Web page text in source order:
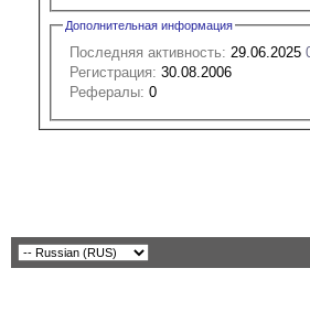
Дополнительная информация
Последняя активность: 29.06.2025
Регистрация: 30.08.2006
Рефералы: 0